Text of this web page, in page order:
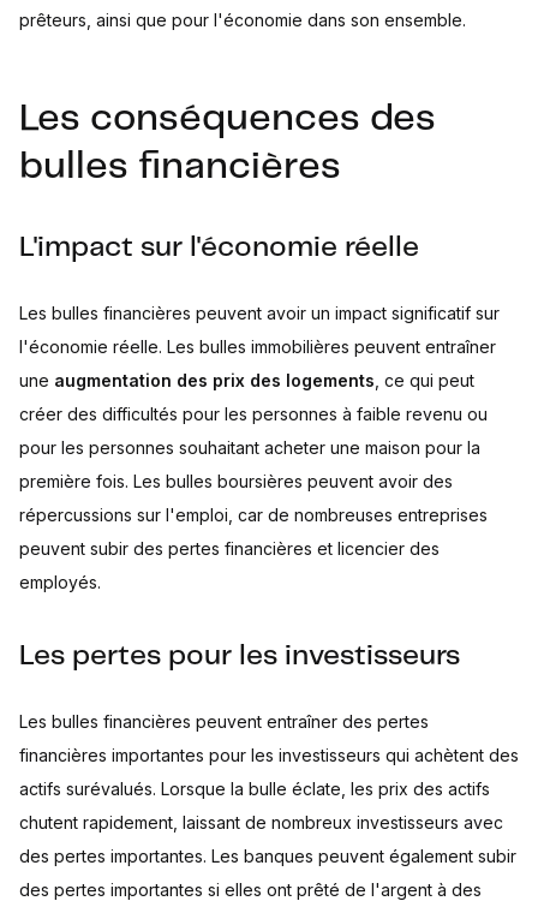
prêteurs, ainsi que pour l'économie dans son ensemble.
Les conséquences des
bulles financières
L'impact sur l'économie réelle
Les bulles financières peuvent avoir un impact significatif sur
l'économie réelle. Les bulles immobilières peuvent entraîner
une augmentation des prix des logements , ce qui peut
créer des difficultés pour les personnes à faible revenu ou
pour les personnes souhaitant acheter une maison pour la
première fois. Les bulles boursières peuvent avoir des
répercussions sur l'emploi, car de nombreuses entreprises
peuvent subir des pertes financières et licencier des
employés.
Les pertes pour les investisseurs
Les bulles financières peuvent entraîner des pertes
financières importantes pour les investisseurs qui achètent des
actifs surévalués. Lorsque la bulle éclate, les prix des actifs
chutent rapidement, laissant de nombreux investisseurs avec
des pertes importantes. Les banques peuvent également subir
des pertes importantes si elles ont prêté de l'argent à des